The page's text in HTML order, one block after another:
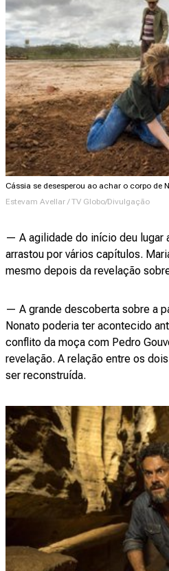
Cássia se desesperou ao achar o corpo de
Estevam Avellar / TV Globo/Divulgação
— A agilidade do início deu lugar
arrastou por vários capítulos.
mesmo depois da revelação
— A grande descoberta sobre a
Nonato poderia ter acontecido
conflito da moça com Pedro
revelação. A relação entre os
ser reconstruída.